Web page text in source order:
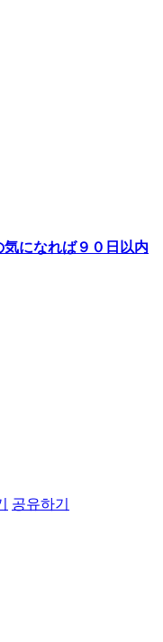
になれば９０日以内
공유하기